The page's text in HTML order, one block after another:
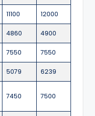
11100 12000
4860 4900
7550 7550
5079 6239
7450 7500